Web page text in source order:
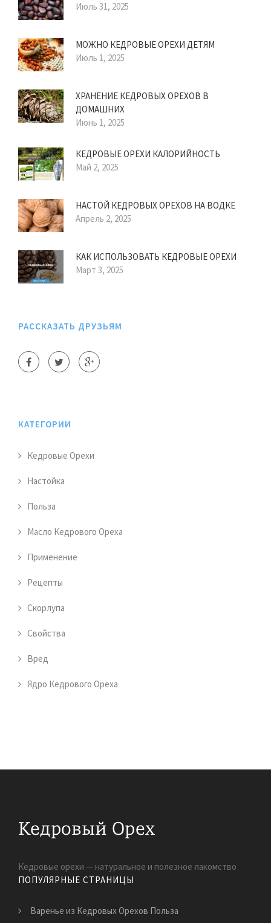
Июль 31, 2025
МОЖНО КЕДРОВЫЕ ОРЕХИ ДЕТЯМ
Июль 1, 2025
ХРАНЕНИЕ КЕДРОВЫХ ОРЕХОВ В
ДОМАШНИХ
Июнь 1, 2025
КЕДРОВЫЕ ОРЕХИ КАЛОРИЙНОСТЬ
Май 2, 2025
НАСТОЙ КЕДРОВЫХ ОРЕХОВ НА ВОДКЕ
Апрель 2, 2025
КАК ИСПОЛЬЗОВАТЬ КЕДРОВЫЕ ОРЕХИ
Март 3, 2025
РАССКАЗАТЬ ДРУЗЬЯМ
КАТЕГОРИИ
Кедровые Орехи
Настойка
Польза
Масло Кедрового Ореха
Применение
Рецепты
Скорлупа
Свойства
Вред
Ядро Кедрового Ореха
Кедровые орехи — натуральное и полезное лакомство
ПОПУЛЯРНЫЕ СТРАНИЦЫ
Варенье из Кедровых Орехов Польза